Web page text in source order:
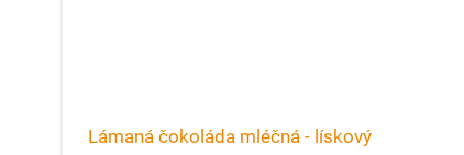
Lámaná čokoláda mléčná - lískový